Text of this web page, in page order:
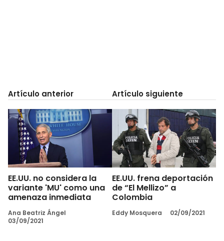
Artículo anterior
EE.UU. no considera la
variante 'MU' como una
amenaza inmediata
Ana Beatriz Ángel
03/09/2021
Artículo siguiente
EE.UU. frena deportación
de “El Mellizo” a
Colombia
Eddy Mosquera 02/09/2021